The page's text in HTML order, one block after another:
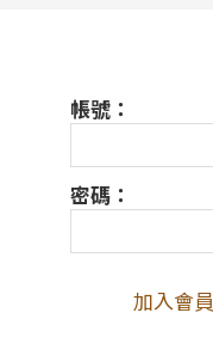
帳號：
密碼：
加入會員